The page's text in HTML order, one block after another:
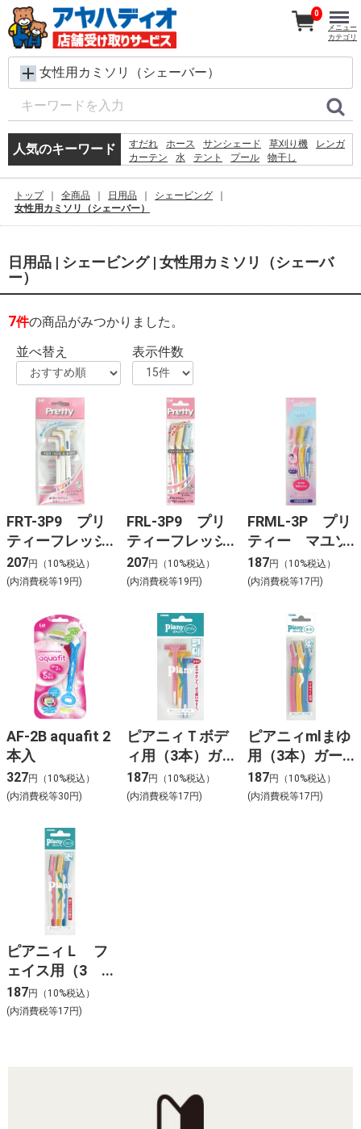
女性用カミソリ（シェーバー）
人気のキーワード すだれ ホース サンシェード 草刈り機
レンガ
カーテン
水 テント プール
物干し
椅子
扇風機 踏み台
0
メニュー
カテゴリ
トップ 全商品 日用品
シェービング
女性用カミソリ（シェーバー）
日用品 | シェービング | 女性用カミソリ（シェーバ
ー）
7件の商品がみつかりました。
並べ替え
表示件数
FRT-3P9 プリ
ティーフレッシ
ュＴ3P
207円（10%税込）
(内消費税等19円)
FRL-3P9 プリ
ティーフレッシ
ュＬ3P
207円（10%税込）
(内消費税等19円)
FRML-3P プリ
ティー マユソ
リカミソリ3P
187円（10%税込）
(内消費税等17円)
AF-2B aquafit 2
本入
327円（10%税込）
(内消費税等30円)
ピアニィＴボデ
ィ用（3本）ガ
ード付
187円（10%税込）
(内消費税等17円)
ピアニィmlまゆ
用（3本）ガー
ド付
187円（10%税込）
(内消費税等17円)
ピアニィＬ フ
ェイス用（3
本）ガード付き
187円（10%税込）
(内消費税等17円)